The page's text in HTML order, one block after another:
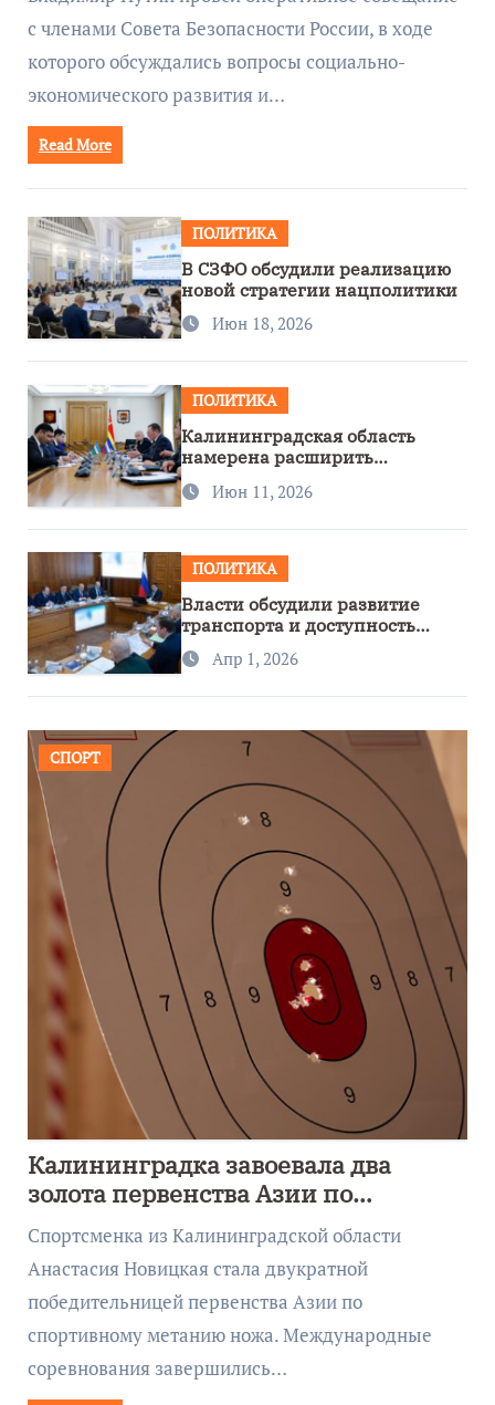
с членами Совета Безопасности России, в ходе
которого обсуждались вопросы социально-
экономического развития и…
Read More
ПОЛИТИКА
В СЗФО обсудили реализацию
новой стратегии нацполитики
Июн 18, 2026
ПОЛИТИКА
Калининградская область
намерена расширить
сотрудничество с Узбекистаном
Июн 11, 2026
ПОЛИТИКА
Власти обсудили развитие
транспорта и доступность
региона
Апр 1, 2026
СПОРТ
Калининградка завоевала два
золота первенства Азии по
метанию ножа
Спортсменка из Калининградской области
Анастасия Новицкая стала двукратной
победительницей первенства Азии по
спортивному метанию ножа. Международные
соревнования завершились…